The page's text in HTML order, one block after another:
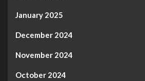
January 2025
December 2024
November 2024
October 2024